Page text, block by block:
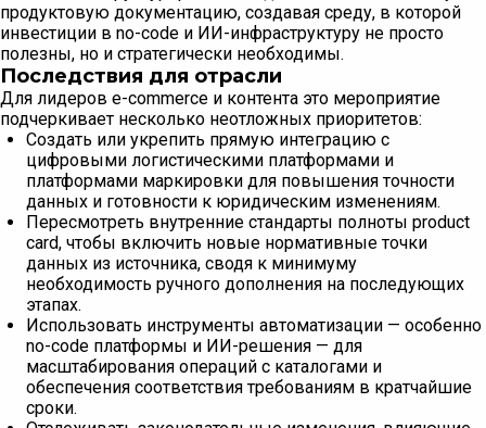
продуктовую документацию, создавая среду, в которой
инвестиции в no-code и ИИ-инфраструктуру не просто
полезны, но и стратегически необходимы.
Последствия для отрасли
Для лидеров e-commerce и контента это мероприятие
подчеркивает несколько неотложных приоритетов:
Создать или укрепить прямую интеграцию с
цифровыми логистическими платформами и
платформами маркировки для повышения точности
данных и готовности к юридическим изменениям.
Пересмотреть внутренние стандарты полноты product
card, чтобы включить новые нормативные точки
данных из источника, сводя к минимуму
необходимость ручного дополнения на последующих
этапах.
Использовать инструменты автоматизации — особенно
no-code платформы и ИИ-решения — для
масштабирования операций с каталогами и
обеспечения соответствия требованиям в кратчайшие
сроки.